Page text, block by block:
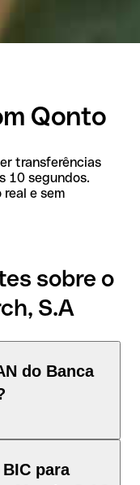
Qonto
transferências
10 segundos.
e sem
sobre o
S.A
do Banca
para